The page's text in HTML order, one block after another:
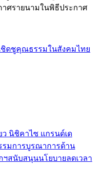
ศรายนามในพิธีประกาศ
ชิดชูคุณธรรมในสังคมไทย
ว นิชิคาไซ แกรนด์เด
รมการบูรณาการด้าน
สนับสนุนนโยบายลดเวลา